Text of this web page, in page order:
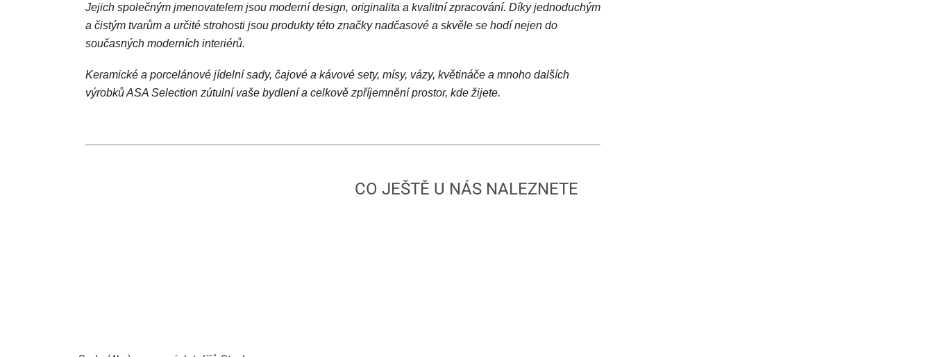
Jejich společným jmenovatelem jsou moderní design, originalita a kvalitní zpracování. Díky jednoduchým
a čistým tvarům a určité strohosti jsou produkty této značky nadčasové a skvěle se hodí nejen do
současných moderních interiérů.
Keramické a porcelánové jídelní sady, čajové a kávové sety, mísy, vázy, květináče a mnoho dalších
výrobků ASA Selection zútulní vaše bydlení a celkově zpříjemnění prostor, kde žijete.